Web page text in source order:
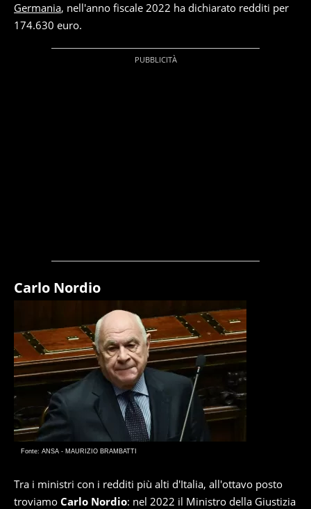
Germania, nell'anno fiscale 2022 ha dichiarato redditi per
174.630 euro.
Carlo Nordio
Fonte: ANSA - MAURIZIO BRAMBATTI
Tra i ministri con i redditi più alti d'Italia, all'ottavo posto
troviamo Carlo Nordio: nel 2022 il Ministro della Giustizia